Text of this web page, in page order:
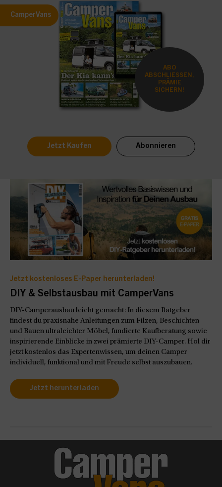
CamperVans
ABO
ABSCHLIESSEN,
PRÄMIE
SICHERN!
Jetzt Kaufen Abonnieren
Jetzt kostenloses E-Paper herunterladen!
DIY & Selbstausbau mit CamperVans
DIY-Camperausbau leicht gemacht: In diesem Ratgeber
findest du praxisnahe Anleitungen zum Filzen, Beschichten
und Bauen ultraleichter Möbel, fundierte Kaufberatung sowie
inspirierende Einblicke in zwei prämierte DIY-Camper. Hol dir
jetzt kostenlos das Expertenwissen, um deinen Camper
individuell, funktional und mit Freude selbst auszubauen.
Jetzt herunterladen